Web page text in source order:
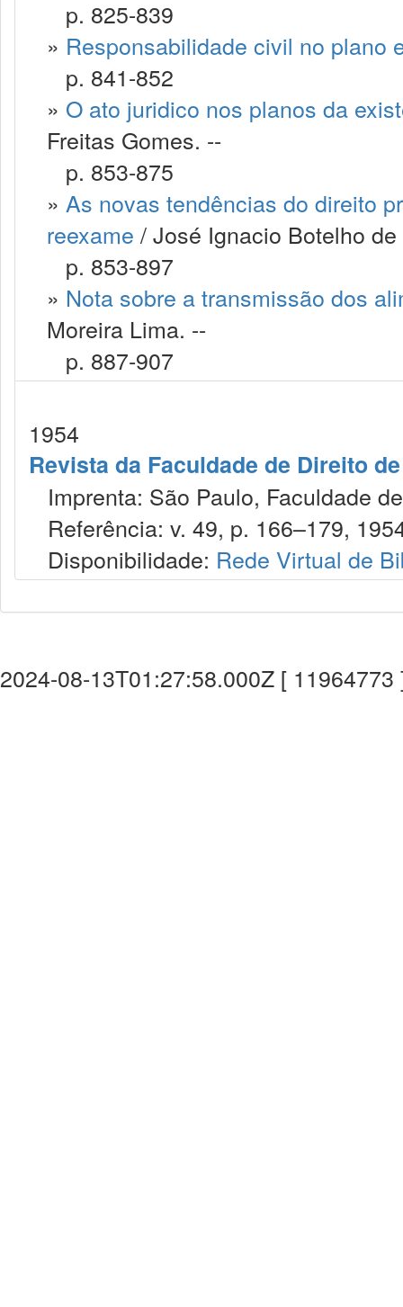
p. 825-839
» Responsabilidade civil no plano
p. 841-852
» O ato juridico nos planos da
Freitas Gomes. --
p. 853-875
» As novas tendências do direito
reexame / José Ignacio Botelho
p. 853-897
» Nota sobre a transmissão dos
Moreira Lima. --
p. 887-907
1954
Revista da Faculdade de Direito
Imprenta: São Paulo, Faculdade
Referência: v. 49, p. 166–179,
Disponibilidade: Rede Virtual de
2024-08-13T01:27:58.000Z [ 11964773